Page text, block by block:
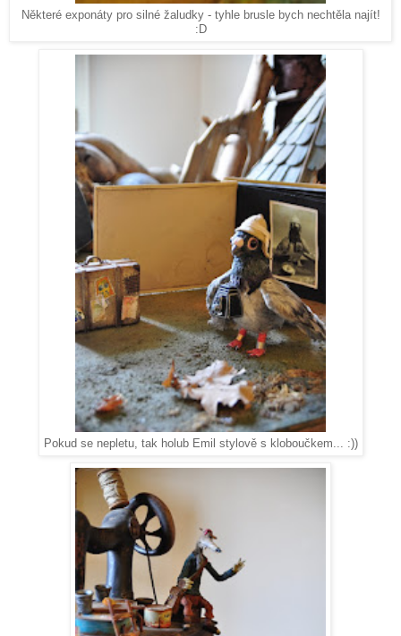
Některé exponáty pro silné žaludky - tyhle brusle bych nechtěla najít!
:D
Pokud se nepletu, tak holub Emil stylově s kloboučkem... :))